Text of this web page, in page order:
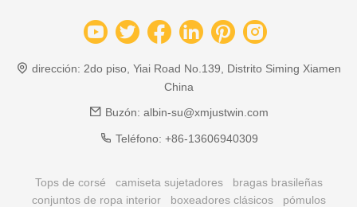
dirección: 2do piso, Yiai Road No.139, Distrito Siming Xiamen
China
Buzón: albin-su@xmjustwin.com
Teléfono: +86-13606940309
Tops de corsé camiseta sujetadores
bragas brasileñas
conjuntos de ropa interior
boxeadores clásicos
pómulos